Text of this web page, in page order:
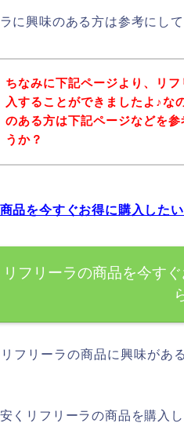
に興味のある方は参考にし
ちなみに下記ページより、リ
入することができましたよ♪な
のある方は下記ページなどを
うか？
品を今すぐお得に購入した
リフリーラの商品を今す
フリーラの商品に興味があ
くリフリーラの商品を購入